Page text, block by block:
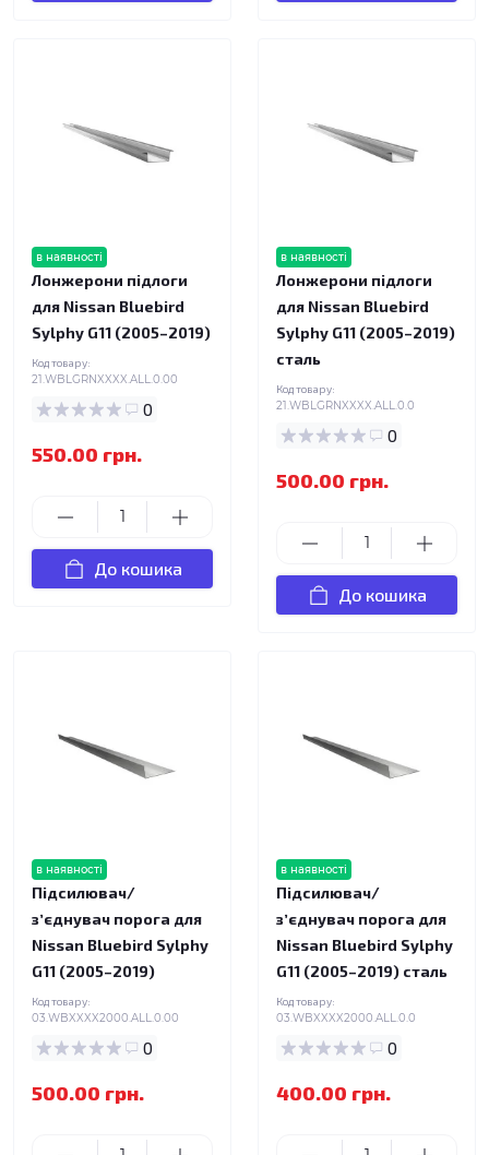
в наявності
Лонжерони підлоги
для Nissan Bluebird
Sylphy G11 (2005–2019)
Код товару:
21.WBLGRNXXXX.ALL.0.00
0
550.00 грн.
До кошика
в наявності
Лонжерони підлоги
для Nissan Bluebird
Sylphy G11 (2005–2019)
сталь
Код товару:
21.WBLGRNXXXX.ALL.0.0
0
500.00 грн.
До кошика
в наявності
Підсилювач/
зʼєднувач порога для
Nissan Bluebird Sylphy
G11 (2005–2019)
Код товару:
03.WBXXXX2000.ALL.0.00
0
500.00 грн.
в наявності
Підсилювач/
зʼєднувач порога для
Nissan Bluebird Sylphy
G11 (2005–2019) сталь
Код товару:
03.WBXXXX2000.ALL.0.0
0
400.00 грн.